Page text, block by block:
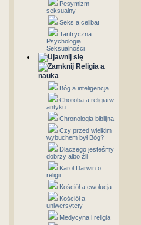
Pesymizm
seksualny
Seks a celibat
Tantryczna
Psychologia
Seksualności
Religia a
nauka
Bóg a inteligencja
Choroba a religia w
antyku
Chronologia biblijna
Czy przed wielkim
wybuchem był Bóg?
Dlaczego jesteśmy
dobrzy albo źli
Karol Darwin o
religii
Kościół a ewolucja
Kościół a
uniwersytety
Medycyna i religia